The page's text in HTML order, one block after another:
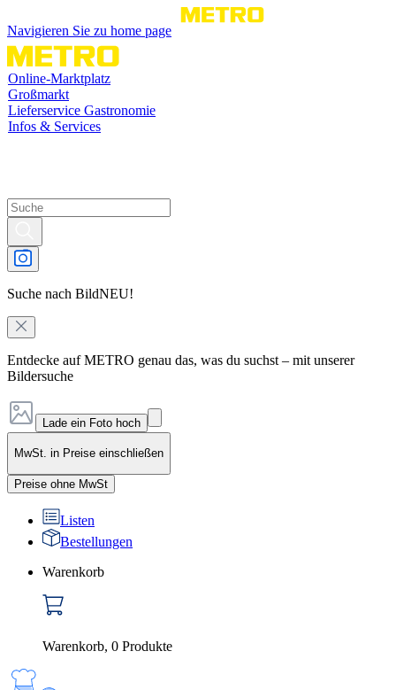
Navigieren Sie zu home page
Online-Marktplatz
Großmarkt
Lieferservice Gastronomie
Infos & Services
Suche nach BildNEU!
Entdecke auf METRO genau das, was du suchst – mit unserer
Bildersuche
Lade ein Foto hoch
MwSt. in Preise einschließen
Preise ohne MwSt
Listen
Bestellungen
Warenkorb
Warenkorb, 0 Produkte